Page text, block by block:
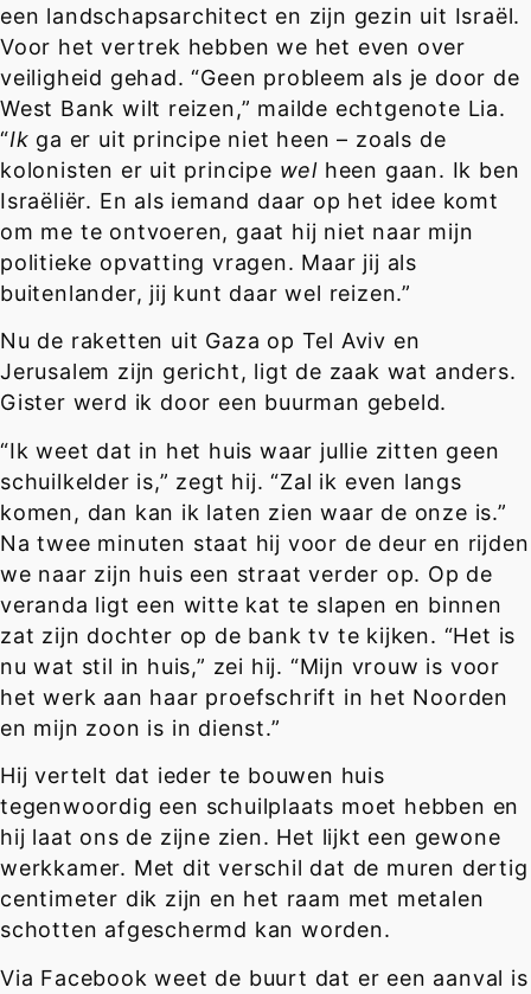
een landschapsarchitect en zijn gezin uit Israël.
Voor het vertrek hebben we het even over
veiligheid gehad. “Geen probleem als je door de
West Bank wilt reizen,” mailde echtgenote Lia.
“Ik ga er uit principe niet heen – zoals de
kolonisten er uit principe wel heen gaan. Ik ben
Israëliër. En als iemand daar op het idee komt
om me te ontvoeren, gaat hij niet naar mijn
politieke opvatting vragen. Maar jij als
buitenlander, jij kunt daar wel reizen.”
Nu de raketten uit Gaza op Tel Aviv en
Jerusalem zijn gericht, ligt de zaak wat anders.
Gister werd ik door een buurman gebeld.
“Ik weet dat in het huis waar jullie zitten geen
schuilkelder is,” zegt hij. “Zal ik even langs
komen, dan kan ik laten zien waar de onze is.”
Na twee minuten staat hij voor de deur en rijden
we naar zijn huis een straat verder op. Op de
veranda ligt een witte kat te slapen en binnen
zat zijn dochter op de bank tv te kijken. “Het is
nu wat stil in huis,” zei hij. “Mijn vrouw is voor
het werk aan haar proefschrift in het Noorden
en mijn zoon is in dienst.”
Hij vertelt dat ieder te bouwen huis
tegenwoordig een schuilplaats moet hebben en
hij laat ons de zijne zien. Het lijkt een gewone
werkkamer. Met dit verschil dat de muren dertig
centimeter dik zijn en het raam met metalen
schotten afgeschermd kan worden.
Via Facebook weet de buurt dat er een aanval is